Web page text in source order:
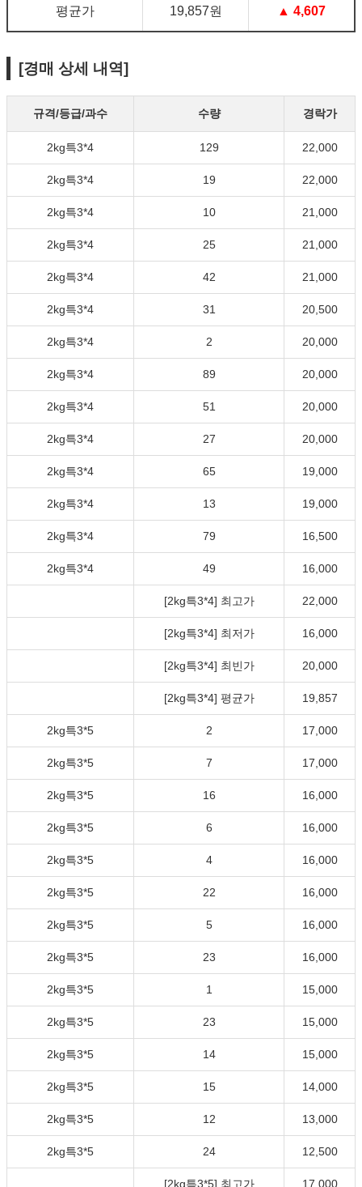
평균가 19,857원 ▲ 4,607
[경매 상세 내역]
규격/등급/과수 수량 경락가
2kg특3*4 129 22,000
2kg특3*4 19 22,000
2kg특3*4 10 21,000
2kg특3*4 25 21,000
2kg특3*4 42 21,000
2kg특3*4 31 20,500
2kg특3*4 2 20,000
2kg특3*4 89 20,000
2kg특3*4 51 20,000
2kg특3*4 27 20,000
2kg특3*4 65 19,000
2kg특3*4 13 19,000
2kg특3*4 79 16,500
2kg특3*4 49 16,000
[2kg특3*4] 최고가 22,000
[2kg특3*4] 최저가 16,000
[2kg특3*4] 최빈가 20,000
[2kg특3*4] 평균가 19,857
2kg특3*5 2 17,000
2kg특3*5 7 17,000
2kg특3*5 16 16,000
2kg특3*5 6 16,000
2kg특3*5 4 16,000
2kg특3*5 22 16,000
2kg특3*5 5 16,000
2kg특3*5 23 16,000
2kg특3*5 1 15,000
2kg특3*5 23 15,000
2kg특3*5 14 15,000
2kg특3*5 15 14,000
2kg특3*5 12 13,000
2kg특3*5 24 12,500
[2kg특3*5] 최고가 17,000